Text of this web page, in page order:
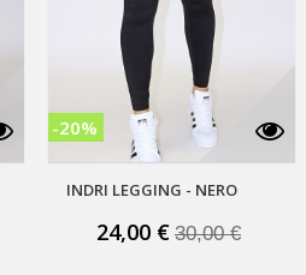
INDRI LEGGING - NERO
24,00 € 30,00 €
-20%